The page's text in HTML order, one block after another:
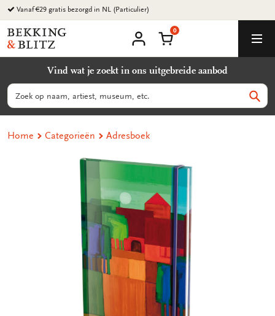
Ga
naar
content
Vanaf €29 gratis bezorgd in NL (Particulier)
Bekking
&
B.V.
account
Winkelmand
0
Vind wat je zoekt in ons uitgebreide aanbod
Zoeken
Home Categorieën Adresboek